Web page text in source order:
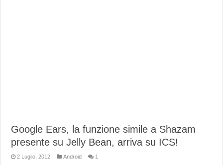
Google Ears, la funzione simile a Shazam
presente su Jelly Bean, arriva su ICS!
2 Luglio, 2012 Android 1